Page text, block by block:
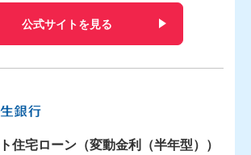
公式サイトを見る
住宅ローン（変動金利（半年型））